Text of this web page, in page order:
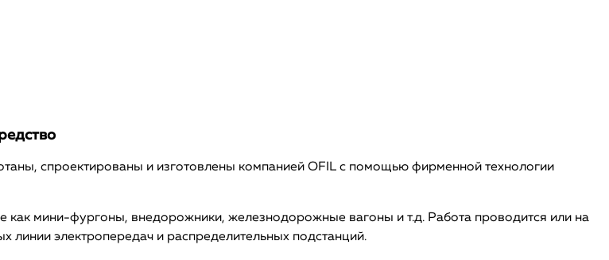
спроектированы и изготовлены компанией OFIL с помощью фирменной технологии
как мини-фургоны, внедорожники, железнодорожные вагоны и т.д. Работа проводится или на
линии электропередач и распределительных подстанций.